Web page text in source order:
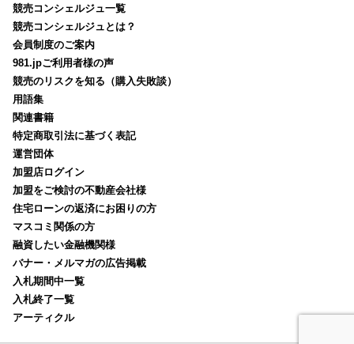
競売コンシェルジュ一覧
競売コンシェルジュとは？
会員制度のご案内
981.jpご利用者様の声
競売のリスクを知る（購入失敗談）
用語集
関連書籍
特定商取引法に基づく表記
運営団体
加盟店ログイン
加盟をご検討の不動産会社様
住宅ローンの返済にお困りの方
マスコミ関係の方
融資したい金融機関様
バナー・メルマガの広告掲載
入札期間中一覧
入札終了一覧
アーティクル